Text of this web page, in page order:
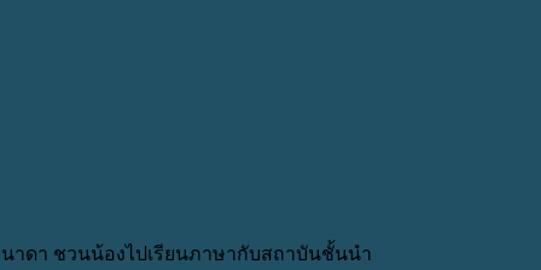
าดา ชวนน้องไปเรียนภาษากับสถาบันชั้นนำ